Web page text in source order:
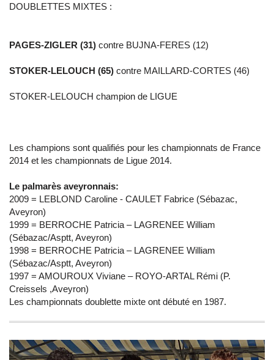
DOUBLETTES MIXTES :
PAGES-ZIGLER (31) contre BUJNA-FERES (12)
STOKER-LELOUCH (65) contre MAILLARD-CORTES (46)
STOKER-LELOUCH champion de LIGUE
Les champions sont qualifiés pour les championnats de France
2014 et les championnats de Ligue 2014.
Le palmarès aveyronnais:
2009 = LEBLOND Caroline - CAULET Fabrice (Sébazac,
Aveyron)
1999 = BERROCHE Patricia – LAGRENEE William
(Sébazac/Asptt, Aveyron)
1998 = BERROCHE Patricia – LAGRENEE William
(Sébazac/Asptt, Aveyron)
1997 = AMOUROUX Viviane – ROYO-ARTAL Rémi (P.
Creissels ,Aveyron)
Les championnats doublette mixte ont débuté en 1987.